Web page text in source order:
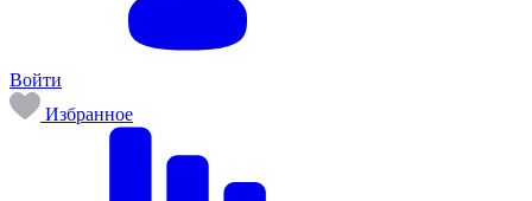
Войти
Избранное